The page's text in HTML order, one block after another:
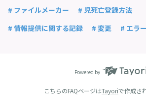
# ファイルメーカー
# 児死亡登録方法
# 情報提供に関する記録
# 変更 # エラー
Powered by
こちらのFAQページはTayoriで作成さ